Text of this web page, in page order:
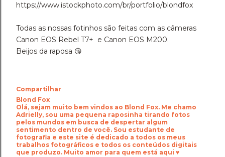
https://www.istockphoto.com/br/portfolio/blondfox
Todas as nossas fotinhos são feitas com as câmeras
Canon EOS Rebel T7+ e Canon EOS M200.
Beijos da raposa 😘
Compartilhar
Blond Fox
Olá, sejam muito bem vindos ao Blond Fox. Me chamo
Adrielly, sou uma pequena raposinha tirando fotos
pelos mundos em busca de despertar algum
sentimento dentro de você. Sou estudante de
fotografia e este site é dedicado a todos os meus
trabalhos fotográficos e todos os conteúdos digitais
que produzo. Muito amor para quem está aqui ♥